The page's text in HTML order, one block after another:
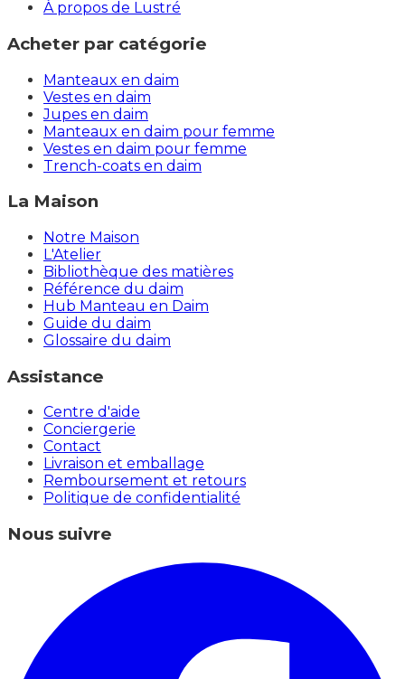
À propos de Lustré
Acheter par catégorie
Manteaux en daim
Vestes en daim
Jupes en daim
Manteaux en daim pour femme
Vestes en daim pour femme
Trench-coats en daim
La Maison
Notre Maison
L'Atelier
Bibliothèque des matières
Référence du daim
Hub Manteau en Daim
Guide du daim
Glossaire du daim
Assistance
Centre d'aide
Conciergerie
Contact
Livraison et emballage
Remboursement et retours
Politique de confidentialité
Nous suivre